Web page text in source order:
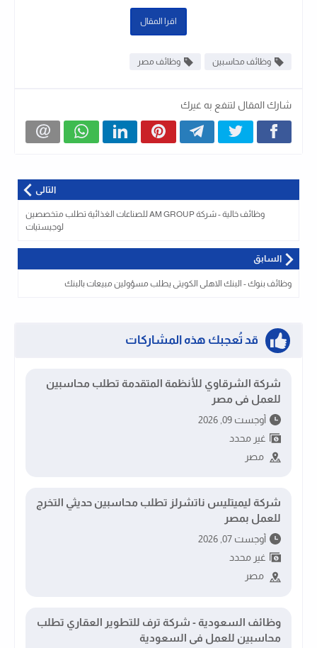
اقرا المقال
وظائف محاسبين وظائف مصر
شارك المقال لتنفع به غيرك
التالى
وظائف خالية - شركة AM GROUP للصناعات الغذائية تطلب متخصصين
لوجيستيات
السابق
وظائف بنوك - البنك الاهلى الكويتى يطلب مسؤولين مبيعات بالبنك
قد تُعجبك هذه المشاركات
شركة الشرقاوي للأنظمة المتقدمة تطلب محاسبين
للعمل فى مصر
أوجست 09, 2026
غير محدد
مصر
شركة ليميتليس ناتشرلز تطلب محاسبين حديثي التخرج
للعمل بمصر
أوجست 07, 2026
غير محدد
مصر
وظائف السعودية - شركة ترف للتطوير العقاري تطلب
محاسبين للعمل فى السعودية